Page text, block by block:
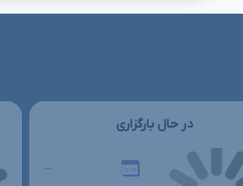
در حال بارگزاری
...